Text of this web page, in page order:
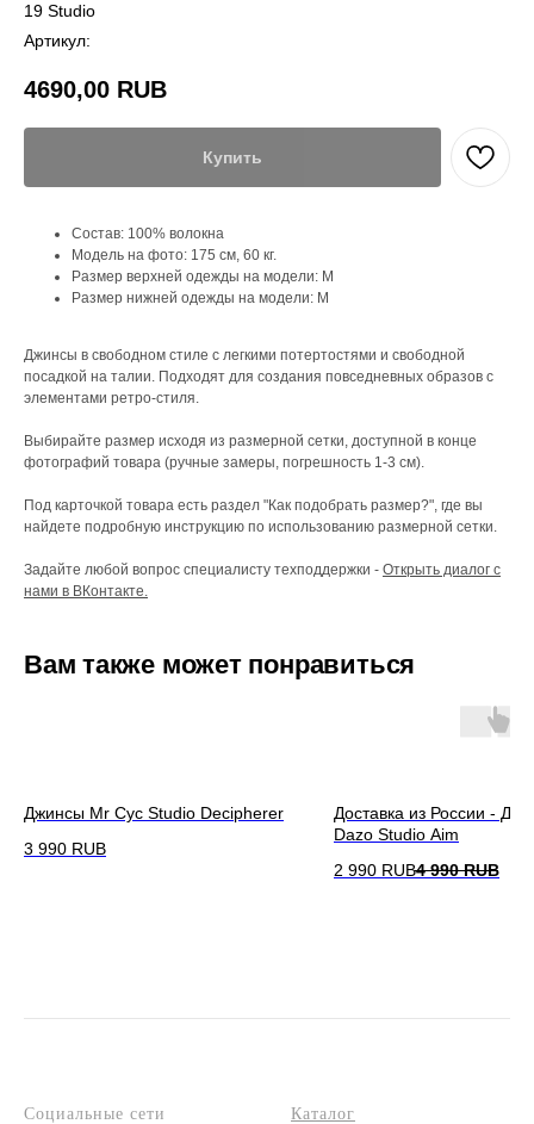
19 Studio
Артикул:
4690,00 RUB
Купить
Состав: 100% волокна
Модель на фото: 175 см, 60 кг.
Размер верхней одежды на модели: M
Размер нижней одежды на модели: М
Джинсы в свободном стиле с легкими потертостями и свободной
посадкой на талии. Подходят для создания повседневных образов с
элементами ретро-стиля.
Выбирайте размер исходя из размерной сетки, доступной в конце
фотографий товара (ручные замеры, погрешность 1-3 см).
Под карточкой товара есть раздел "Как подобрать размер?", где вы
найдете подробную инструкцию по использованию размерной сетки.
Задайте любой вопрос специалисту техподдержки - Открыть диалог с
нами в ВКонтакте.
Вам также может понравиться
Джинсы Mr Cyc Studio Decipherer
3 990 RUB
Доставка из России -
Dazo Studio Aim
2 990 RUB4 990 RUB
Социальные сети Каталог